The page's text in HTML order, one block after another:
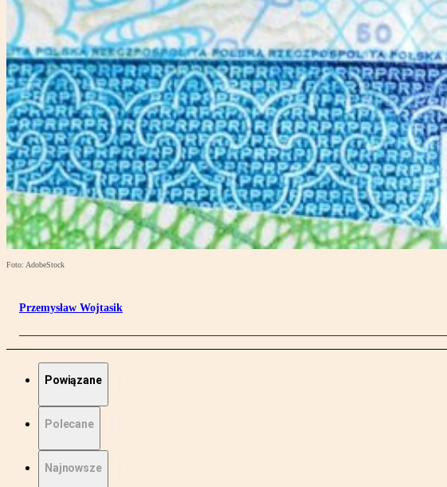
Foto: AdobeStock
Przemysław Wojtasik
Powiązane
Polecane
Najnowsze